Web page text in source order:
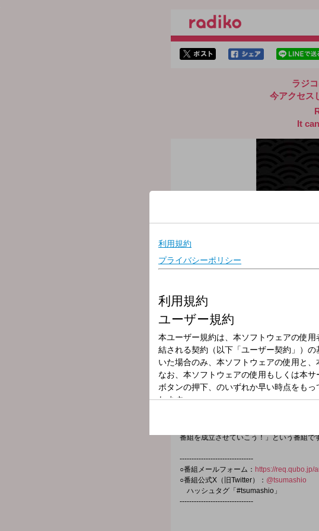
ラジ
今アクセス
It
放送局
放送時間
2025年9月27日（土）23:00～
番組名
森久保祥太郎・浪川大輔 つま
お酒を呑む時につまみは塩だけあればい
番組を成立させていこう！」という番組で
-------------------------------
○番組メールフォーム： https://req.qubo.jp/
○番組公式X（旧Twitter）： @tsumashio
ハッシュタグ「#tsumashio」
-------------------------------